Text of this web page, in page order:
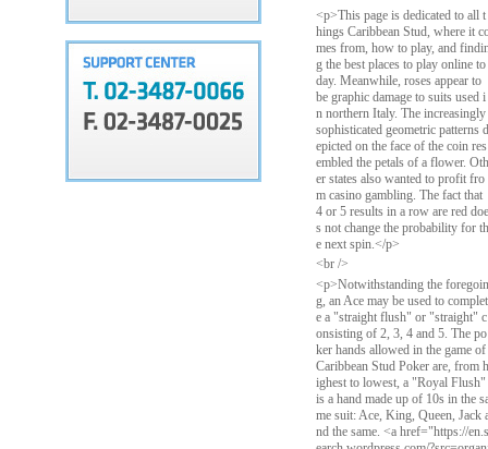
<p>This page is dedicated to all t
hings Caribbean Stud, where it
mes from, how to play, and
g the best places to play online to
day. Meanwhile, roses appear to
be graphic damage to suits used i
n northern Italy. The increasingly
sophisticated geometric patterns d
epicted on the face of the coin res
embled the petals of a flower. Oth
er states also wanted to profit fro
m casino gambling. The fact that
4 or 5 results in a row are red doe
s not change the probability for th
e next spin.</p>
<br />
<p>Notwithstanding the foregoin
g, an Ace may be used to complet
e a "straight flush" or "straight" c
onsisting of 2, 3, 4 and 5. The po
ker hands allowed in the game of
Caribbean Stud Poker are, from h
ighest to lowest, a "Royal Flush"
is a hand made up of 10s in the
me suit: Ace, King, Queen, Jack
nd the same. <a href="https://en.s